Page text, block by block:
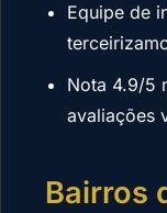
Equipe de
Nota 4.9/5
avaliações
Bairros